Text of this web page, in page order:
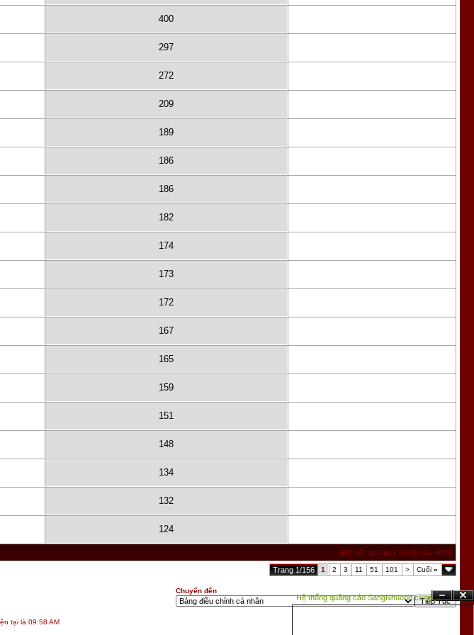
400
297
272
209
189
186
186
182
174
173
172
167
165
159
151
148
134
132
124
Hiện kết quả từ 1 tới 30 của 4669
Trang 1/156 1 2 3 11 51 101 > Cuối »
Chuyển đến
Ẩn Đóng
Hệ thống quảng cáo SangNhuong.com;
tại là 09:58 AM